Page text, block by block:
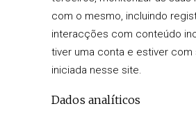
com o mesmo, incluindo
interacções com conteúdo
tiver uma conta e estiver com
iniciada nesse site.
Dados analíticos